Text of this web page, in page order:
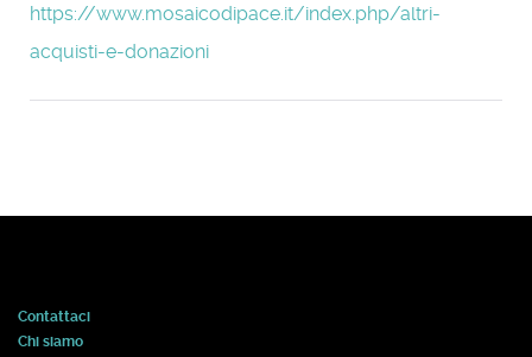
https://www.mosaicodipace.it/index.php/altri-
acquisti-e-donazioni
Contattaci
Chi siamo